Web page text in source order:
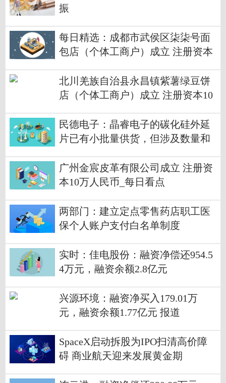
振
每日精选：成都市武侯区柒柒号面
包店（个体工商户）成立 注册资本
北川羌族自治县永昌镇紫薯绿豆饼
店（个体工商户）成立 注册资本10
民德电子：晶睿电子的碳化硅外延
片已有小批量供货，但涉及数量和
广州金宸皮革有限公司成立 注册资
本10万人民币_每日看点
两部门：建立定点零售药店职工医
保个人账户支付白名单制度
实时：佳电股份：融资净偿还954.5
4万元，融资余额2.8亿元
兴源环境：融资净买入179.01万
元，融资余额1.77亿元 报道
SpaceX启动拆股为IPO扫清高价障
碍 商业航天迎来发展黄金期